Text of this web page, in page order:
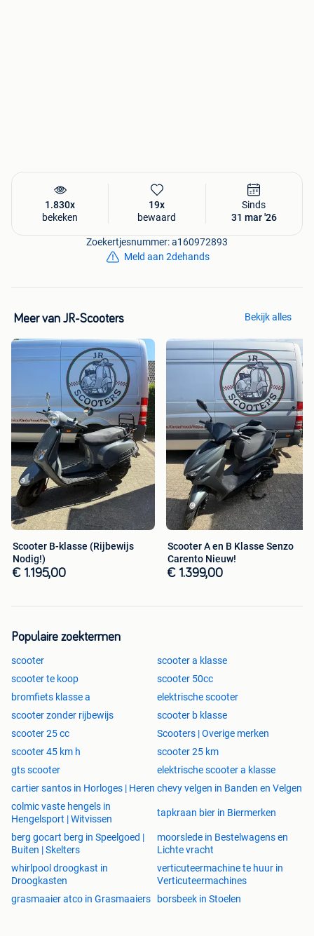
1.830x
bekeken
19x
bewaard
Sinds
31 mar '26
Zoekertjesnummer: a160972893
Meld aan 2dehands
Meer van JR-Scooters Bekijk alles
Scooter B-klasse (Rijbewijs
Nodig!)
€ 1.195,00
Scooter A en B Klasse Senzo
Carento Nieuw!
€ 1.399,00
Populaire zoektermen
scooter
scooter a klasse
scooter te koop
scooter 50cc
bromfiets klasse a
elektrische scooter
scooter zonder rijbewijs
scooter b klasse
scooter 25 cc
Scooters | Overige merken
scooter 45 km h
scooter 25 km
gts scooter
elektrische scooter a klasse
cartier santos in Horloges | Heren chevy velgen in Banden en Velgen
colmic vaste hengels in
Hengelsport | Witvissen
tapkraan bier in Biermerken
berg gocart berg in Speelgoed |
Buiten | Skelters
moorslede in Bestelwagens en
Lichte vracht
whirlpool droogkast in
Droogkasten
verticuteermachine te huur in
Verticuteermachines
grasmaaier atco in Grasmaaiers
borsbeek in Stoelen